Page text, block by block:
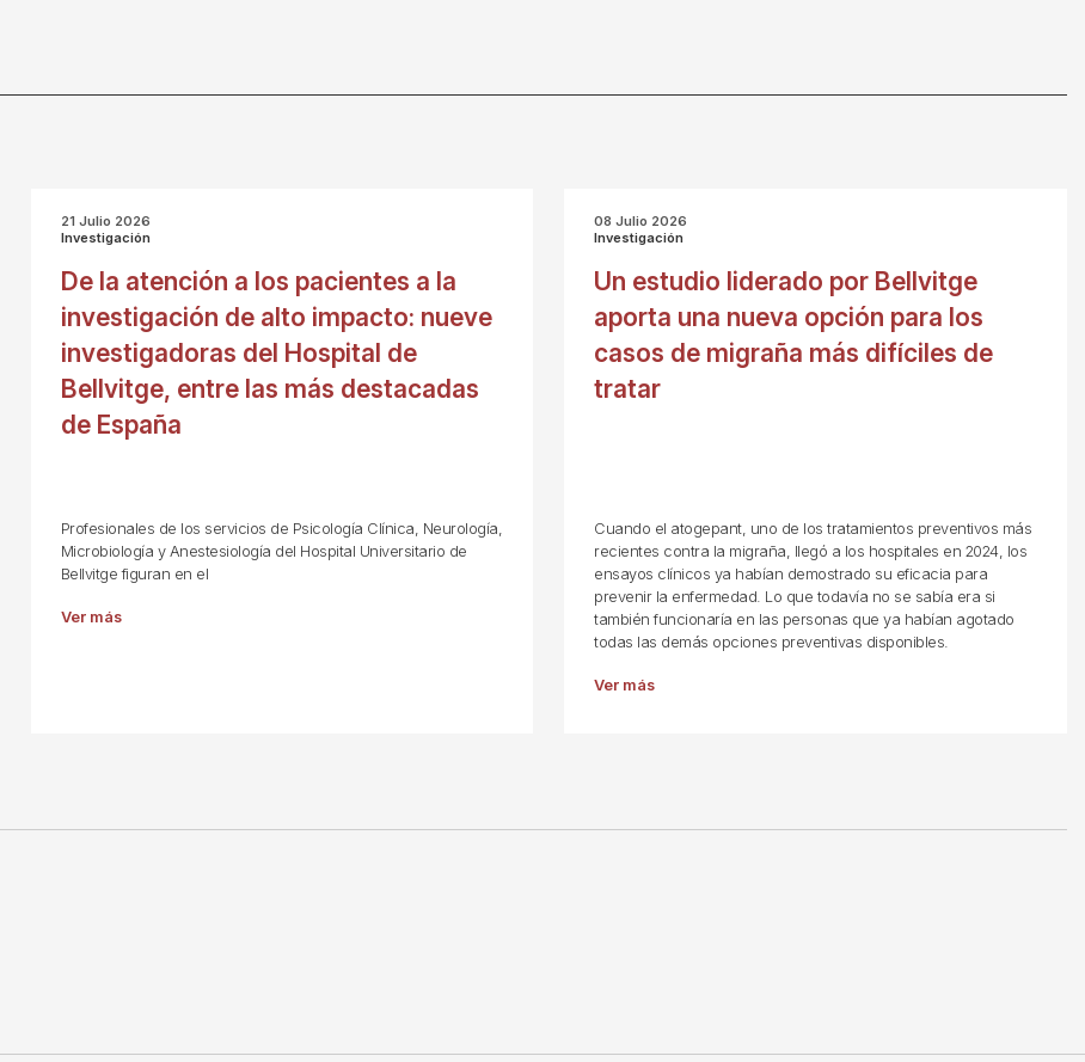
21 Julio 2026
Investigación
De la atención a los pacientes a la
investigación de alto impacto: nueve
investigadoras del Hospital de
Bellvitge, entre las más destacadas
de España
Profesionales de los servicios de Psicología Clínica, Neurología,
Microbiología y Anestesiología del Hospital Universitario de
Bellvitge figuran en el
Ver más
08 Julio 2026
Investigación
Un estudio liderado por Bellvitge
aporta una nueva opción para los
casos de migraña más difíciles de
tratar
Cuando el atogepant, uno de los tratamientos preventivos más
recientes contra la migraña, llegó a los hospitales en 2024, los
ensayos clínicos ya habían demostrado su eficacia para
prevenir la enfermedad. Lo que todavía no se sabía era si
también funcionaría en las personas que ya habían agotado
todas las demás opciones preventivas disponibles.
Ver más